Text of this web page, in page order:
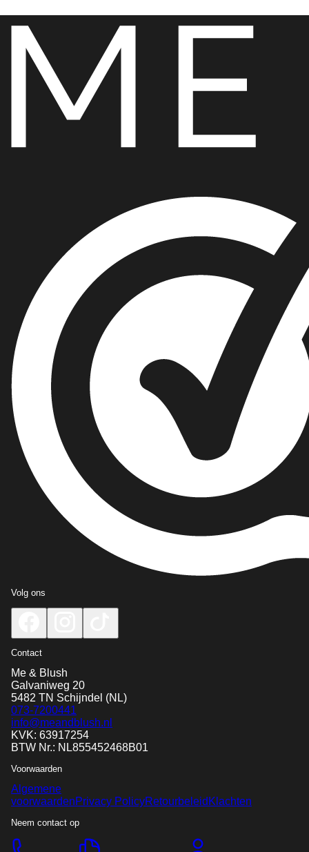
Volg ons
Contact
Me & Blush
Galvaniweg 20
5482 TN Schijndel (NL)
073-7200441
info@meandblush.nl
KVK: 63917254
BTW Nr.: NL855452468B01
Voorwaarden
Algemene
voorwaardenPrivacy PolicyRetourbeleid Klachten
Neem contact op